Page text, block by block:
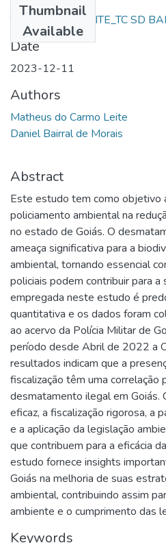
Thumbnail
Available
TCC_AL SD M LEITE_TC SD
Date
2023-12-11
Authors
Matheus do Carmo Leite
Daniel Bairral de Morais
Abstract
Este estudo tem como objetivo
policiamento ambiental na
no estado de Goiás. O
ameaça significativa para a
ambiental, tornando essencial
policiais podem contribuir para
empregada neste estudo é
quantitativa e os dados foram
ao acervo da Polícia Militar de
período desde Abril de 2022 a
resultados indicam que a
fiscalização têm uma correlação
desmatamento ilegal em Goiás.
eficaz, a fiscalização rigorosa, a
e a aplicação da legislação
que contribuem para a eficácia
estudo fornece insights
Goiás na melhoria de suas
ambiental, contribuindo assim
ambiente e o cumprimento das
Keywords